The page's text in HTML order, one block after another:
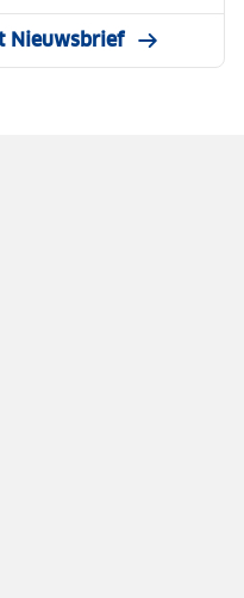
Nieuwsbrief